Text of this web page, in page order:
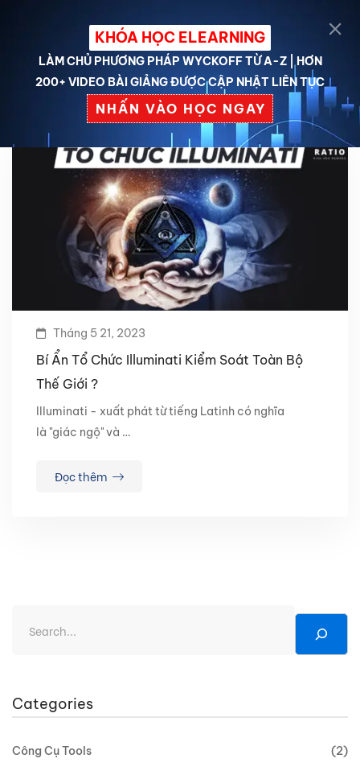
Tháng 5 21, 2023
Bí Ẩn Tổ Chức Illuminati Kiểm Soát Toàn Bộ
Thế Giới ?
Illuminati - xuất phát từ tiếng Latinh có nghĩa
là "giác ngộ" và …
Đọc thêm
Categories
Công Cụ Tools (2)
KHÓA HỌC ELEARNING
LÀM CHỦ PHƯƠNG PHÁP WYCKOFF TỪ A-Z | HƠN
200+ VIDEO BÀI GIẢNG ĐƯỢC CẬP NHẬT LIÊN TỤC
NHẤN VÀO HỌC NGAY